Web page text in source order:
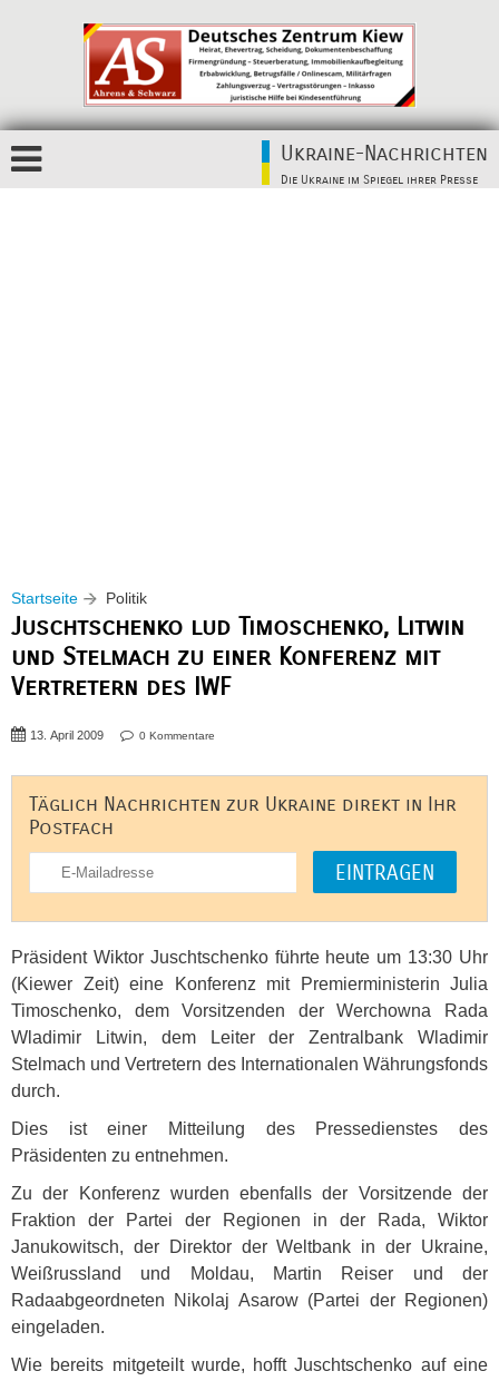
Ukraine-Nachrichten
Die Ukraine im Spiegel ihrer Presse
Startseite Politik
Juschtschenko lud Timoschenko, Litwin
und Stelmach zu einer Konferenz mit
Vertretern des IWF
13. April 2009 0 Kommentare
Täglich Nachrichten zur Ukraine direkt in Ihr
Postfach
Präsident Wiktor Juschtschenko führte heute um 13:30 Uhr
(Kiewer Zeit) eine Konferenz mit Premierministerin Julia
Timoschenko, dem Vorsitzenden der Werchowna Rada
Wladimir Litwin, dem Leiter der Zentralbank Wladimir
Stelmach und Vertretern des Internationalen Währungsfonds
durch.
Dies ist einer Mitteilung des Pressedienstes des
Präsidenten zu entnehmen.
Zu der Konferenz wurden ebenfalls der Vorsitzende der
Fraktion der Partei der Regionen in der Rada, Wiktor
Janukowitsch, der Direktor der Weltbank in der Ukraine,
Weißrussland und Moldau, Martin Reiser und der
Radaabgeordneten Nikolaj Asarow (Partei der Regionen)
eingeladen.
Wie bereits mitgeteilt wurde, hofft Juschtschenko auf eine